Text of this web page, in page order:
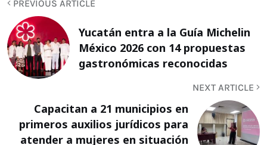
PREVIOUS ARTICLE
Yucatán entra a la Guía Michelin
México 2026 con 14 propuestas
gastronómicas reconocidas
NEXT ARTICLE
Capacitan a 21 municipios en
primeros auxilios jurídicos para
atender a mujeres en situación